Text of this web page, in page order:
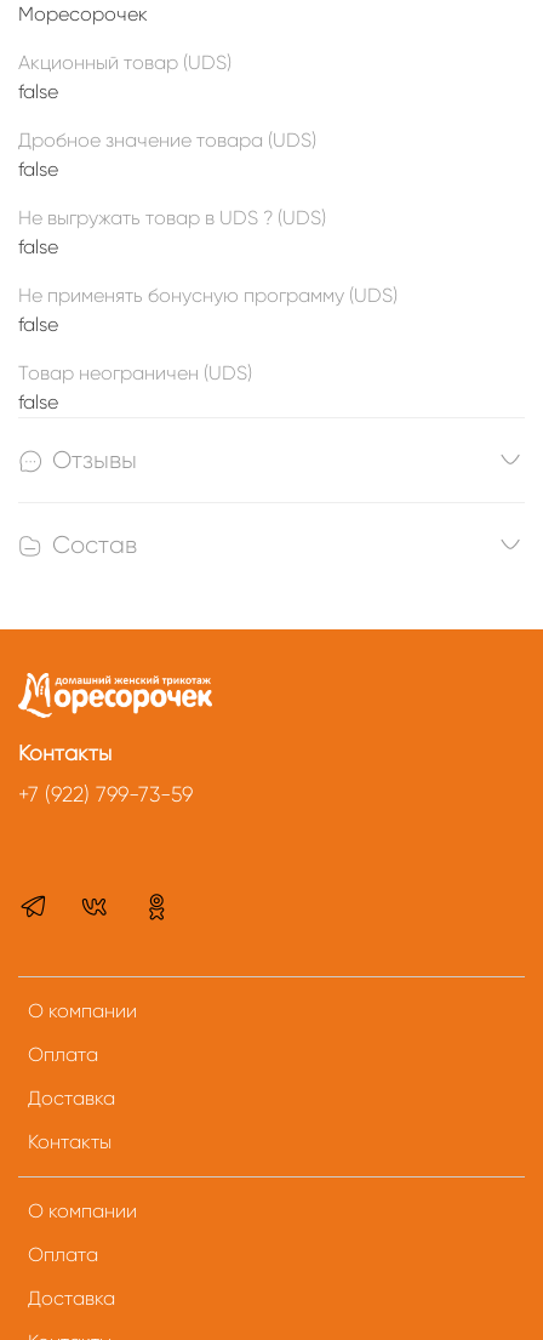
Моресорочек
Акционный товар (UDS)
false
Дробное значение товара (UDS)
false
Не выгружать товар в UDS ? (UDS)
false
Не применять бонусную программу (UDS)
false
Товар неограничен (UDS)
false
Отзывы
Состав
О компании
Оплата
Доставка
Контакты
О компании
Оплата
Доставка
Контакты
+7 (922) 799-73-59